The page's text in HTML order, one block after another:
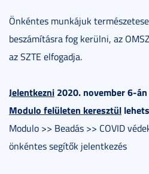
Önkéntes munkájuk
beszámításra fog kerülni, az
az SZTE elfogadja.
Jelentkezni 2020. november 6-
Modulo felületen keresztül
Modulo >> Beadás >> COVID
önkéntes segítők jelentkezés